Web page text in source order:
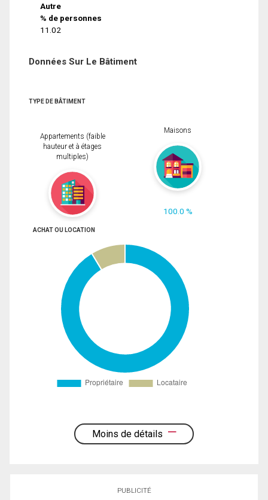
Autre
% de personnes
11.02
Données Sur Le Bâtiment
TYPE DE BÂTIMENT
Appartements (faible
hauteur et à étages
multiples)
Maisons
100.0 %
ACHAT OU LOCATION
Moins de détails
PUBLICITÉ